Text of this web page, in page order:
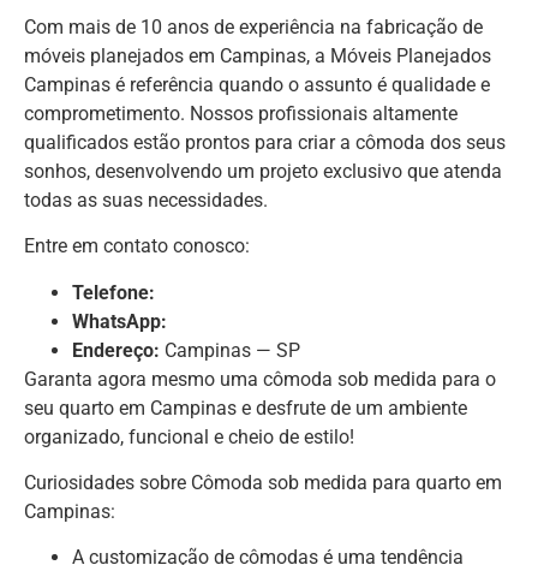
Com mais de 10 anos de experiência na fabricação de
móveis planejados em Campinas, a Móveis Planejados
Campinas é referência quando o assunto é qualidade e
comprometimento. Nossos profissionais altamente
qualificados estão prontos para criar a cômoda dos seus
sonhos, desenvolvendo um projeto exclusivo que atenda
todas as suas necessidades.
Entre em contato conosco:
Telefone:
WhatsApp:
Endereço: Campinas — SP
Garanta agora mesmo uma cômoda sob medida para o
seu quarto em Campinas e desfrute de um ambiente
organizado, funcional e cheio de estilo!
Curiosidades sobre Cômoda sob medida para quarto em
Campinas:
A customização de cômodas é uma tendência